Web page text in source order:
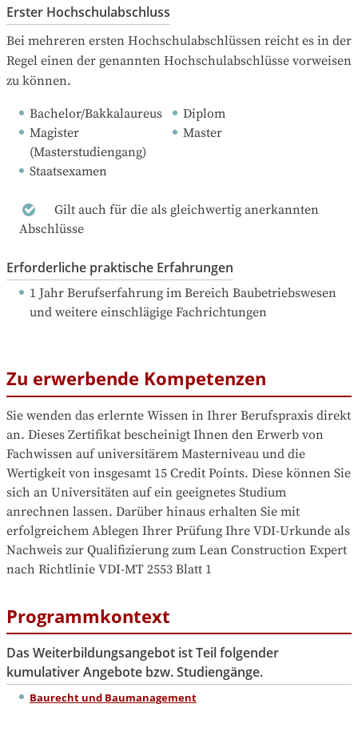
Erster Hochschulabschluss
Bei mehreren ersten Hochschulabschlüssen reicht es in der
Regel einen der genannten Hochschulabschlüsse vorweisen
zu können.
Bachelor/Bakkalaureus
Diplom
Magister
(Masterstudiengang)
Master
Staatsexamen
Gilt auch für die als gleichwertig anerkannten
Abschlüsse
Erforderliche praktische Erfahrungen
1 Jahr Berufserfahrung im Bereich Baubetriebswesen
und weitere einschlägige Fachrichtungen
Zu erwerbende Kompetenzen
Sie wenden das erlernte Wissen in Ihrer Berufspraxis direkt
an. Dieses Zertifikat bescheinigt Ihnen den Erwerb von
Fachwissen auf universitärem Masterniveau und die
Wertigkeit von insgesamt 15 Credit Points. Diese können Sie
sich an Universitäten auf ein geeignetes Studium
anrechnen lassen. Darüber hinaus erhalten Sie mit
erfolgreichem Ablegen Ihrer Prüfung Ihre VDI-Urkunde als
Nachweis zur Qualifizierung zum Lean Construction Expert
nach Richtlinie VDI-MT 2553 Blatt 1
Programmkontext
Das Weiterbildungsangebot ist Teil folgender
kumulativer Angebote bzw. Studiengänge.
Baurecht und Baumanagement